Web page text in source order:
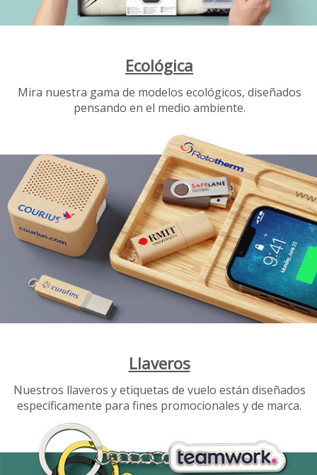
Ecológica
Mira nuestra gama de modelos ecológicos, diseñados
pensando en el medio ambiente.
Llaveros
Nuestros llaveros y etiquetas de vuelo están diseñados
específicamente para fines promocionales y de marca.